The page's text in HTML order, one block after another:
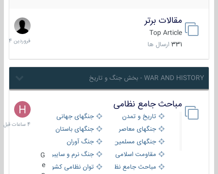
مقالات برتر
Top Article
331 ارسال ها
29
فروردین
1404
WAR AND HISTORY - بخش جنگ و تاریخ
مباحث جامع نظامی
تاریخ و تمدن
جنگهای جهانی
جنگهای معاصر
جنگهای باستان
جنگهای مسلمین
جنگ آوران
مقاومت اسلامی
جنگ نرم و سایبری
مباحث جامع نظامی
توان نظامی کشورها
4
ساعات
قبل